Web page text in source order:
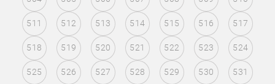
511 512 513 514 515 516 517
518 519 520 521 522 523 524
525 526 527 528 529 530 531